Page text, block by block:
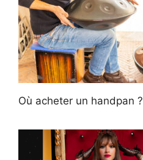
Où acheter un handpan ?